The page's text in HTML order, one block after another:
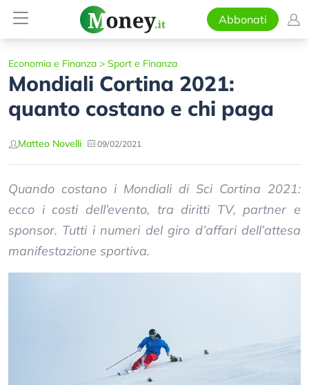
Abbonati
Economia e Finanza > Sport e Finanza
Mondiali Cortina 2021:
quanto costano e chi paga
Matteo Novelli 09/02/2021
Quando costano i Mondiali di Sci Cortina 2021:
ecco i costi dell’evento, tra diritti TV, partner e
sponsor. Tutti i numeri del giro d’affari dell’attesa
manifestazione sportiva.